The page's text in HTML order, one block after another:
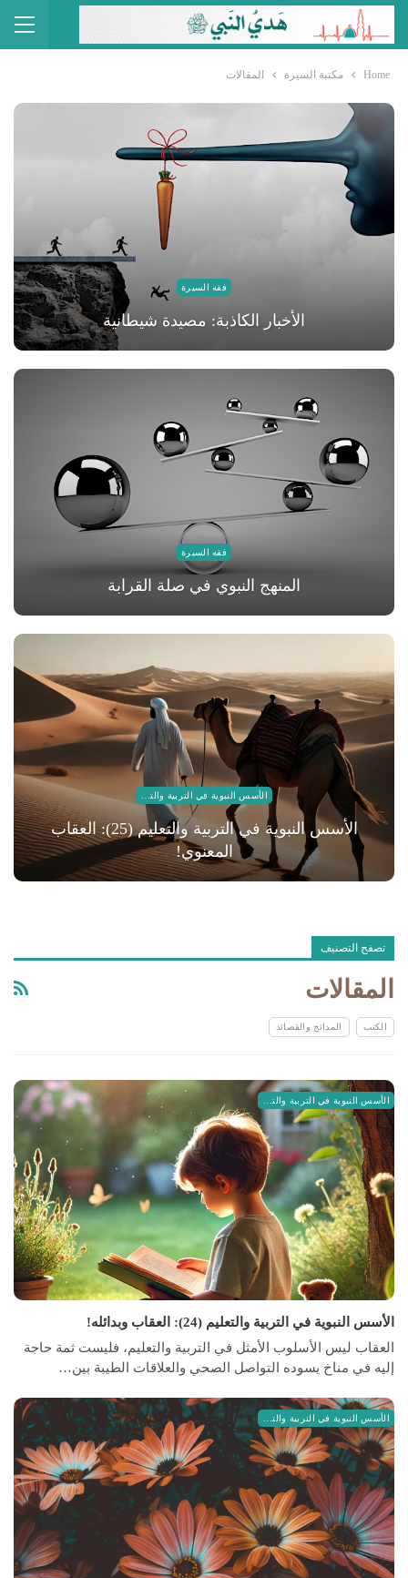
Home مكتبة السيرة المقالات
فقه السيرة
الأخبار الكاذبة: مصيدة شيطانية
فقه السيرة
المنهج النبوي في صلة القرابة
الأسس النبوية في التربية والتعليم
الأسس النبوية في التربية والتعليم (25): العقاب
المعنوي!
تصفح التصنيف
المقالات
الكتب المدائح والقصائد
الأسس النبوية في التربية والتعليم
الأسس النبوية في التربية والتعليم (24): العقاب وبدائله!
العقاب ليس الأسلوب الأمثل في التربية والتعليم، فليست ثمة حاجة
إليه في مناخ يسوده التواصل الصحي والعلاقات الطيبة بين…
الأسس النبوية في التربية والتعليم